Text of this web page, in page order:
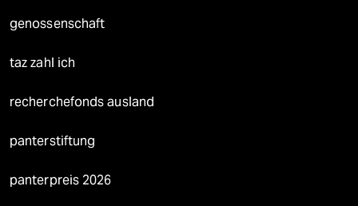
genossenschaft
taz zahl ich
recherchefonds ausland
panterstiftung
panterpreis 2026